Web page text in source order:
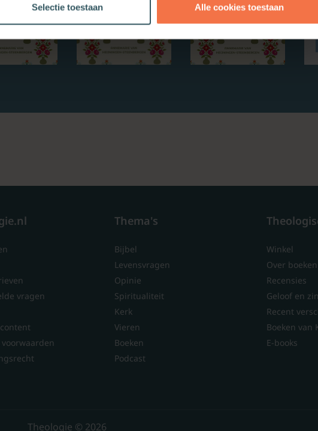
Selectie toestaan Alle cookies toestaan
vragen
voorwaarden
Thema's
Bijbel
Levensvragen
Opinie
Spiritualiteit
Kerk
Vieren
Boeken
Podcast
Winkel
Over boeken
Recensies
Geloof en
Recent
Boeken van
E-books
Theologie © 2026